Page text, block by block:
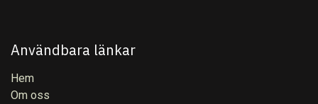
Användbara länkar
Hem
Om oss